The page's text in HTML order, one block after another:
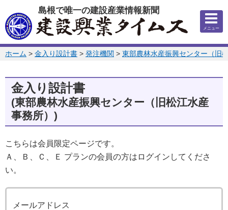
このページの本文へ
島根で唯一の建設産業情報新聞
メニュー
このページの位置:
ホーム > 金入り設計書 > 発注機関 > 東部農林水産振興センター（旧
金入り設計書
(東部農林水産振興センター（旧松江水産
事務所）)
こちらは会員限定ページです。
Ａ、Ｂ、Ｃ、Ｅ プランの会員の方はログインしてくださ
い。
メールアドレス